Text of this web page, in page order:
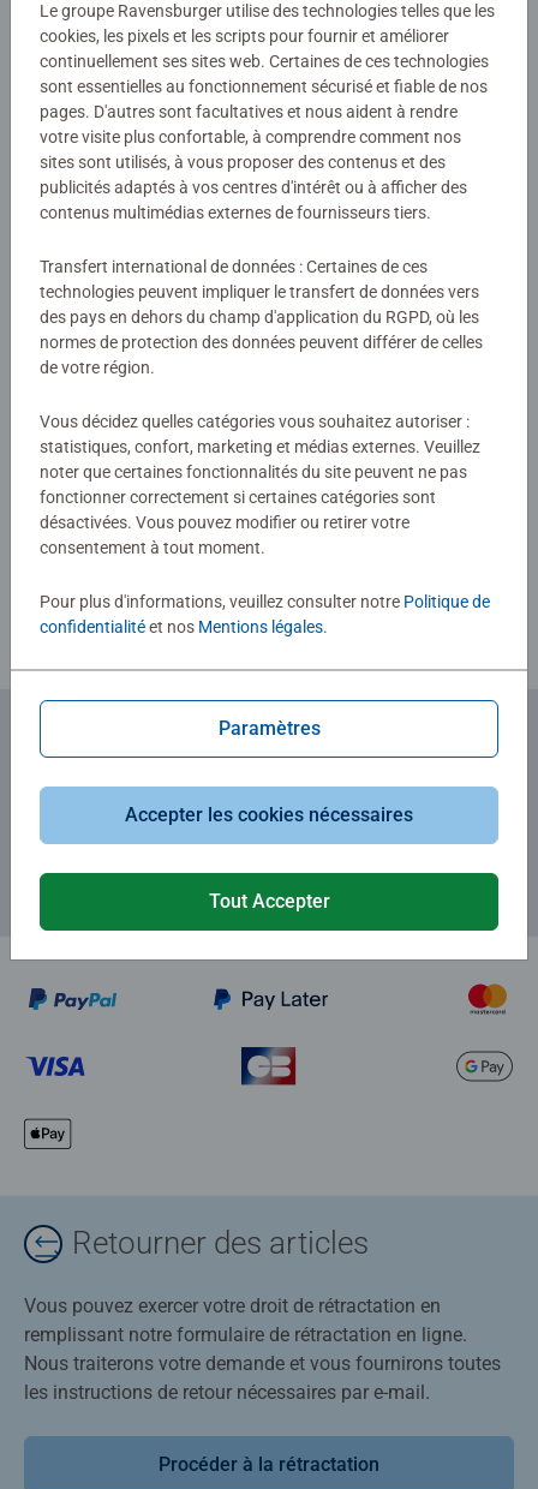
Nos puzzles sont parfaits pour se détendre après une
journée de travail ou d'école et pour passer un bon
moment en famille. La qualité des puzzles Ravensburger
est reconnue et appréciée. Faites partie des millions de
personnes qui ont goûté au monde ludique des puzzles
avec des produits Ravensburger de qualité. Chaque pièce
de puzzle a sa propre forme, elle est ainsi unique, et elles
Numéro d'article:
12000688
EAN:
4005555006886
Avertissements et informations du fabricant
Produits similaires
Aucune évaluation n'a encore été
soumise
Rédiger une évaluation
Abonnez-vous à notre newsletter
Retourner des articles
Vous pouvez exercer votre droit de rétractation en
remplissant notre formulaire de rétractation en ligne.
Nous traiterons votre demande et vous fournirons toutes
les instructions de retour nécessaires par e-mail.
Procéder à la rétractation
Le groupe Ravensburger utilise des technologies telles que les
cookies, les pixels et les scripts pour fournir et améliorer
continuellement ses sites web. Certaines de ces technologies
sont essentielles au fonctionnement sécurisé et fiable de nos
pages. D'autres sont facultatives et nous aident à rendre
votre visite plus confortable, à comprendre comment nos
sites sont utilisés, à vous proposer des contenus et des
publicités adaptés à vos centres d'intérêt ou à afficher des
contenus multimédias externes de fournisseurs tiers.
Transfert international de données : Certaines de ces
technologies peuvent impliquer le transfert de données vers
des pays en dehors du champ d'application du RGPD, où les
normes de protection des données peuvent différer de celles
de votre région.
Vous décidez quelles catégories vous souhaitez autoriser :
statistiques, confort, marketing et médias externes. Veuillez
noter que certaines fonctionnalités du site peuvent ne pas
fonctionner correctement si certaines catégories sont
désactivées. Vous pouvez modifier ou retirer votre
consentement à tout moment.
Pour plus d'informations, veuillez consulter notre Politique de
confidentialitéet nos Mentions légales.
Paramètres
Accepter les cookies nécessaires
Tout Accepter